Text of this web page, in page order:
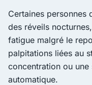
Certaines personnes
des réveils
fatigue malgré le
palpitations liées au
concentration ou
automatique.